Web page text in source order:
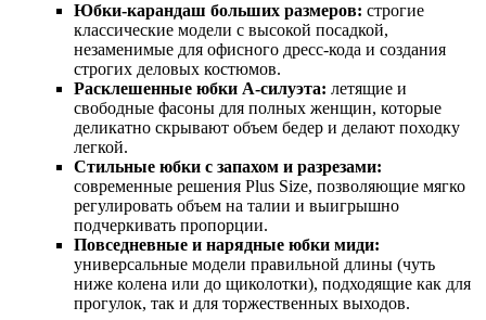
Юбки-карандаш больших размеров: строгие
классические модели с высокой посадкой,
незаменимые для офисного дресс-кода и создания
строгих деловых костюмов.
Расклешенные юбки А-силуэта: летящие и
свободные фасоны для полных женщин, которые
деликатно скрывают объем бедер и делают походку
легкой.
Стильные юбки с запахом и разрезами:
современные решения Plus Size, позволяющие мягко
регулировать объем на талии и выигрышно
подчеркивать пропорции.
Повседневные и нарядные юбки миди:
универсальные модели правильной длины (чуть
ниже колена или до щиколотки), подходящие как для
прогулок, так и для торжественных выходов.